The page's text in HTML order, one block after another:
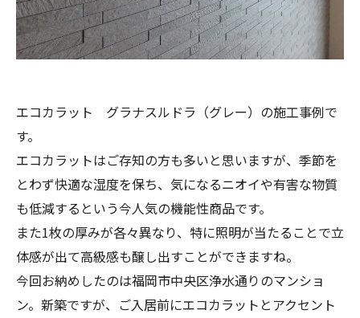
エコカラット グラナスルドラ（グレー）の施工事例で
す。
エコカラットはご存知の方も多いと思いますが、季節を
とわず快適な湿度を保ち、気になるニオイや有害な物質
も低減するという今人気の機能性商品です。
また1枚の厚みが各々異なり、特に照明が当たることで立
体感が出て高級感も醸し出すことができますね。
今回お納めしたのは福岡市中央区浄水通りのマンショ
ン。新築ですが、ご入居前にエコカラットとアクセント